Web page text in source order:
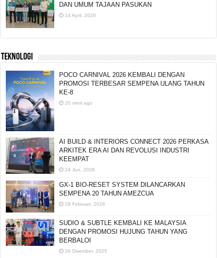
DAN UMUM TAJAAN PASUKAN
14 April, 2026
TEKNOLOGI
POCO CARNIVAL 2026 KEMBALI DENGAN
PROMOSI TERBESAR SEMPENA ULANG TAHUN
KE-8
20 minit ago
AI BUILD & INTERIORS CONNECT 2026 PERKASA
ARKITEK ERA AI DAN REVOLUSI INDUSTRI
KEEMPAT
24 Jun, 2026
GX-1 BIO-RESET SYSTEM DILANCARKAN
SEMPENA 20 TAHUN AMEZCUA
28 Februari, 2026
SUDIO & SUBTLE KEMBALI KE MALAYSIA
DENGAN PROMOSI HUJUNG TAHUN YANG
BERBALOI
26 Disember, 2025